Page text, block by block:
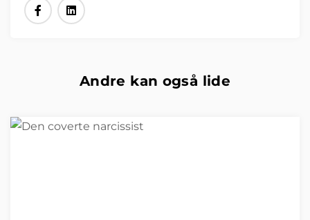
Andre kan også lide